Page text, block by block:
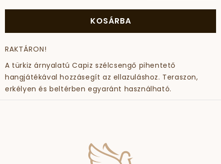
KOSÁRBA
RAKTÁRON!
A türkiz árnyalatú Capiz szélcsengő pihentető
hangjátékával hozzásegít az ellazuláshoz. Teraszon,
erkélyen és beltérben egyaránt használható.